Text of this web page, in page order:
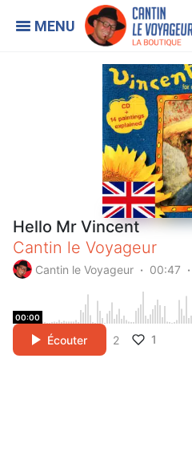
Hello Mr Vincent
Cantin le Voyageur
Cantin le Voyageur 00:47
00:00
Écouter 2 1